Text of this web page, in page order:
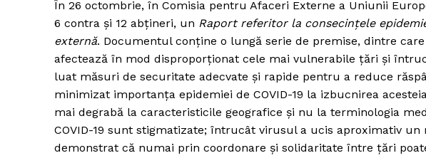
În 26 octombrie, în Comisia pentru Afaceri Externe a Uniunii
6 contra și 12 abțineri, un Raport referitor la consecințele
externă. Documentul conține o lungă serie de premise, dintre
afectează în mod disproporționat cele mai vulnerabile țări și
luat măsuri de securitate adecvate și rapide pentru a reduce
minimizat importanța epidemiei de COVID-19 la izbucnirea
mai degrabă la caracteristicile geografice și nu la terminologia
COVID-19 sunt stigmatizate; întrucât virusul a ucis aproximativ
demonstrat că numai prin coordonare și solidaritate între țări